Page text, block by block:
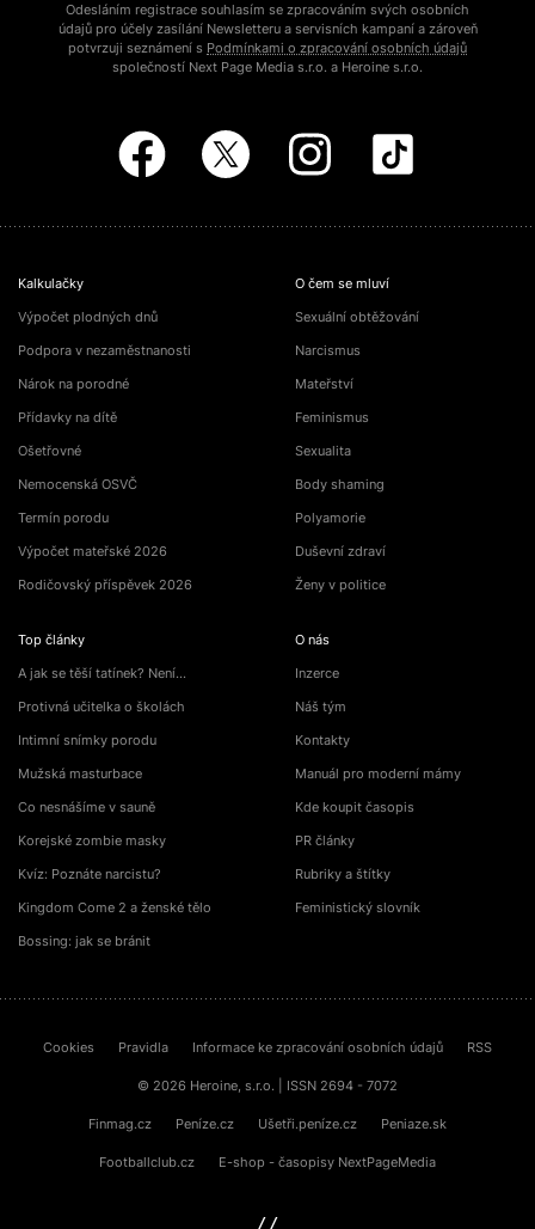
Odesláním registrace souhlasím se zpracováním svých osobních
údajů pro účely zasílání Newsletteru a servisních kampaní a zároveň
potvrzuji seznámení s Podmínkami o zpracování osobních údajů
společností Next Page Media s.r.o. a Heroine s.r.o.
Kalkulačky
Výpočet plodných dnů
Podpora v nezaměstnanosti
Nárok na porodné
Přídavky na dítě
Ošetřovné
Nemocenská OSVČ
Termín porodu
Výpočet mateřské 2026
Rodičovský příspěvek 2026
Top články
A jak se těší tatínek? Není…
Protivná učitelka o školách
Intimní snímky porodu
Mužská masturbace
Co nesnášíme v sauně
Korejské zombie masky
Kvíz: Poznáte narcistu?
Kingdom Come 2 a ženské tělo
Bossing: jak se bránit
O čem se mluví
Sexuální obtěžování
Narcismus
Mateřství
Feminismus
Sexualita
Body shaming
Polyamorie
Duševní zdraví
Ženy v politice
O nás
Inzerce
Náš tým
Kontakty
Manuál pro moderní mámy
Kde koupit časopis
PR články
Rubriky a štítky
Feministický slovník
Cookies Pravidla Informace ke zpracování osobních údajů RSS
© 2026 Heroine, s.r.o. | ISSN 2694 - 7072
Finmag.cz Peníze.cz Ušetři.peníze.cz Peniaze.sk
Footballclub.cz E-shop - časopisy NextPageMedia